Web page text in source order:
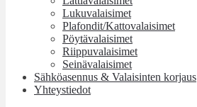
Lukuvalaisimet
Plafondit/Kattovalaisimet
Pöytävalaisimet
Riippuvalaisimet
Seinävalaisimet
Sähköasennus & Valaisinten korjaus
Yhteystiedot